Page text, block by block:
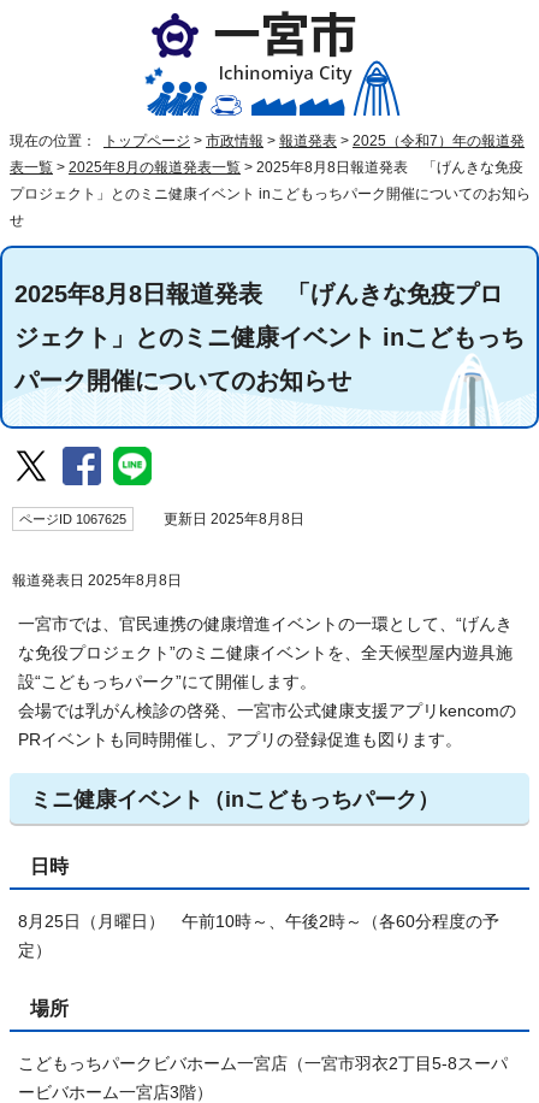
現在の位置： トップページ > 市政情報 > 報道発表 > 2025（令和7）年の報道発
表一覧 > 2025年8月の報道発表一覧 > 2025年8月8日報道発表 「げんきな免疫
プロジェクト」とのミニ健康イベント inこどもっちパーク開催についてのお知ら
せ
2025年8月8日報道発表 「げんきな免疫プロ
ジェクト」とのミニ健康イベント inこどもっち
パーク開催についてのお知らせ
ページID 1067625 更新日 2025年8月8日
報道発表日 2025年8月8日
一宮市では、官民連携の健康増進イベントの一環として、“げんき
な免役プロジェクト”のミニ健康イベントを、全天候型屋内遊具施
設“こどもっちパーク”にて開催します。
会場では乳がん検診の啓発、一宮市公式健康支援アプリkencomの
PRイベントも同時開催し、アプリの登録促進も図ります。
ミニ健康イベント（inこどもっちパーク）
日時
8月25日（月曜日） 午前10時～、午後2時～（各60分程度の予
定）
場所
こどもっちパークビバホーム一宮店（一宮市羽衣2丁目5-8スーパ
ービバホーム一宮店3階）